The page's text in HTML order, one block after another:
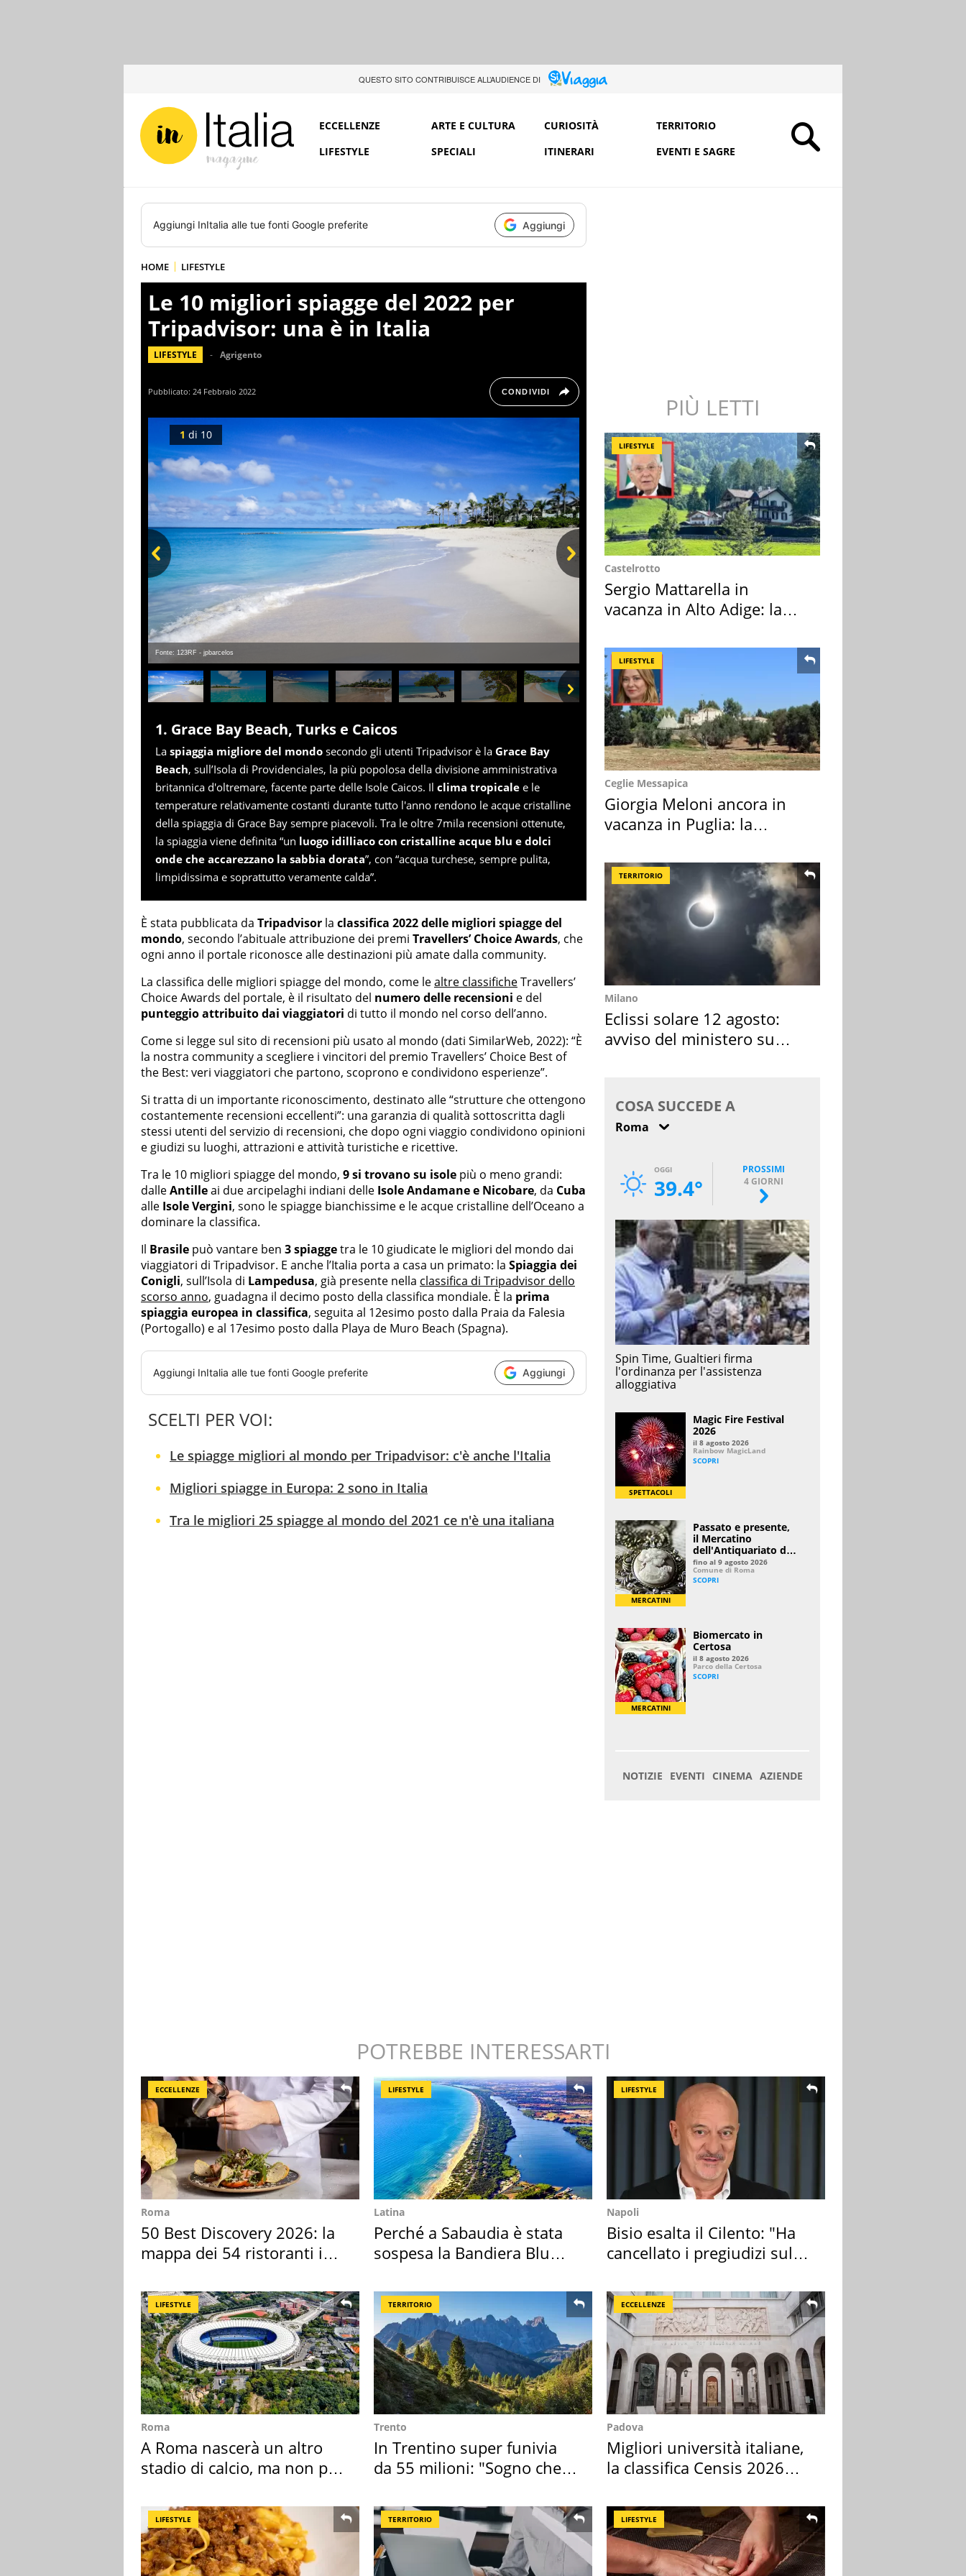
QUESTO SITO CONTRIBUISCE ALL’AUDIENCE DI
ECCELLENZE ARTE E CULTURA CURIOSITÀ
TERRITORIO
LIFESTYLE
SPECIALI ITINERARI EVENTI E SAGRE
Aggiungi InItalia alle tue fonti Google preferite Aggiungi
HOME LIFESTYLE
Le 10 migliori spiagge del 2022 per
Tripadvisor: una è in Italia
LIFESTYLE Agrigento
Pubblicato: 24 Febbraio 2022 CONDIVIDI
Fonte: 123RF - jpbarcelos
Prev
1 di 10
1. Grace Bay Beach, Turks e Caicos
La spiaggia migliore del mondo secondo gli utenti Tripadvisor è la Grace Bay
Beach, sull’Isola di Providenciales, la più popolosa della divisione amministrativa
britannica d'oltremare, facente parte delle Isole Caicos. Il clima tropicale e le
temperature relativamente costanti durante tutto l'anno rendono le acque cristalline
della spiaggia di Grace Bay sempre piacevoli. Tra le oltre 7mila recensioni ottenute,
la spiaggia viene definita “un luogo idilliaco con cristalline acque blu e dolci
onde che accarezzano la sabbia dorata”, con “acqua turchese, sempre pulita,
limpidissima e soprattutto veramente calda”.
È stata pubblicata da Tripadvisor la classifica 2022 delle migliori spiagge del
mondo, secondo l’abituale attribuzione dei premi Travellers’ Choice Awards, che
ogni anno il portale riconosce alle destinazioni più amate dalla community.
La classifica delle migliori spiagge del mondo, come lealtre classificheTravellers’
Choice Awards del portale, è il risultato del numero delle recensioni e del
punteggio attribuito dai viaggiatori di tutto il mondo nel corso dell’anno.
Come si legge sul sito di recensioni più usato al mondo (dati SimilarWeb, 2022): “È
la nostra community a scegliere i vincitori del premio Travellers’ Choice Best of
the Best: veri viaggiatori che partono, scoprono e condividono esperienze”.
Si tratta di un importante riconoscimento, destinato alle “strutture che ottengono
costantemente recensioni eccellenti”: una garanzia di qualità sottoscritta dagli
stessi utenti del servizio di recensioni, che dopo ogni viaggio condividono opinioni
e giudizi su luoghi, attrazioni e attività turistiche e ricettive.
Tra le 10 migliori spiagge del mondo, 9 si trovano su isole più o meno grandi:
dalleAntilleai due arcipelaghi indiani delle Isole Andamane e Nicobare, da Cuba
alle Isole Vergini, sono le spiagge bianchissime e le acque cristalline dell’Oceano a
dominare la classifica.
Il Brasile può vantare ben 3 spiaggetra le 10 giudicate le migliori del mondo dai
viaggiatori di Tripadvisor. E anche l’Italia porta a casa un primato: la Spiaggia dei
Conigli, sull’Isola di Lampedusa, già presente nella classifica di Tripadvisor dello
scorso anno, guadagna il decimo posto della classifica mondiale. È la prima
spiaggia europea in classifica, seguita al 12esimo posto dalla Praia da Falesia
(Portogallo) e al 17esimo posto dalla Playa de Muro Beach (Spagna).
Aggiungi InItalia alle tue fonti Google preferite Aggiungi
SCELTI PER VOI:
Le spiagge migliori al mondo per Tripadvisor: c'è anche l'Italia
Migliori spiagge in Europa: 2 sono in Italia
Tra le migliori 25 spiagge al mondo del 2021 ce n'è una italiana
PIÙ LETTI
LIFESTYLE
Castelrotto
Sergio Mattarella in
vacanza in Alto Adige: la
LIFESTYLE
Ceglie Messapica
Giorgia Meloni ancora in
vacanza in Puglia: la
TERRITORIO
Milano
Eclissi solare 12 agosto:
avviso del ministero su
POTREBBE INTERESSARTI
ECCELLENZE
Roma
50 Best Discovery 2026: la
mappa dei 54 ristoranti in
LIFESTYLE
Latina
Perché a Sabaudia è stata
sospesa la Bandiera Blu
LIFESTYLE
Napoli
Bisio esalta il Cilento: "Ha
cancellato i pregiudizi sul
LIFESTYLE
Roma
A Roma nascerà un altro
stadio di calcio, ma non per
TERRITORIO
Trento
In Trentino super funivia
da 55 milioni: "Sogno che si
ECCELLENZE
Padova
Migliori università italiane,
la classifica Censis 2026
LIFESTYLE TERRITORIO LIFESTYLE